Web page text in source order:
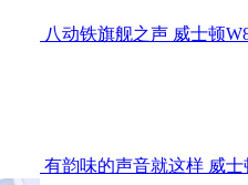
八动铁旗舰之声 威士顿
有韵味的声音就这样 威